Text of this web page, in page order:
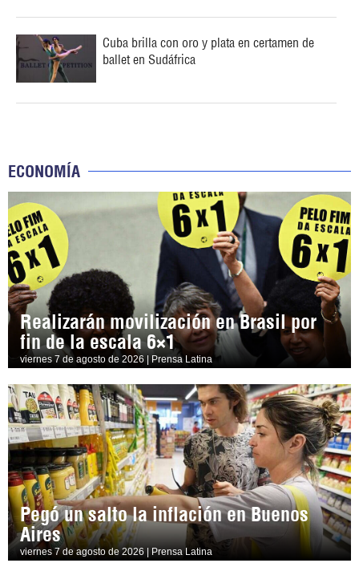
Cuba brilla con oro y plata en certamen de
ballet en Sudáfrica
ECONOMÍA
Realizarán movilización en Brasil por
fin de la escala 6×1
viernes 7 de agosto de 2026 | Prensa Latina
Pegó un salto la inflación en Buenos
Aires
viernes 7 de agosto de 2026 | Prensa Latina